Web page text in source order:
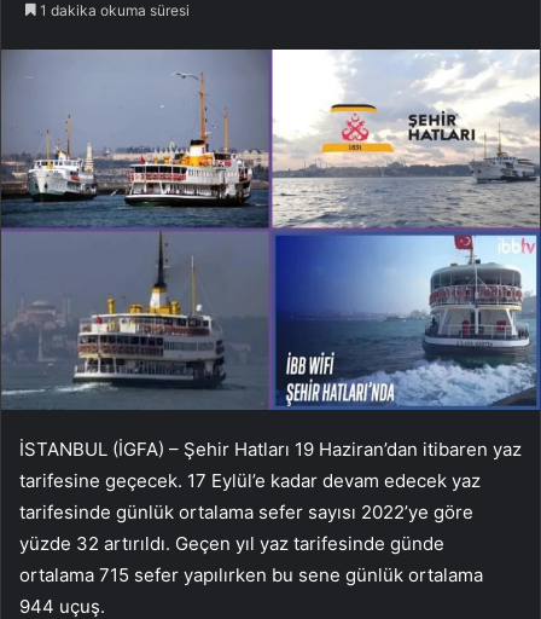
1 dakika okuma süresi
İSTANBUL (İGFA) – Şehir Hatları 19 Haziran’dan itibaren yaz
tarifesine geçecek. 17 Eylül’e kadar devam edecek yaz
tarifesinde günlük ortalama sefer sayısı 2022’ye göre
yüzde 32 artırıldı. Geçen yıl yaz tarifesinde günde
ortalama 715 sefer yapılırken bu sene günlük ortalama
944 uçuş.